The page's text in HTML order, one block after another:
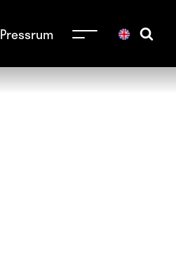
Pressrum